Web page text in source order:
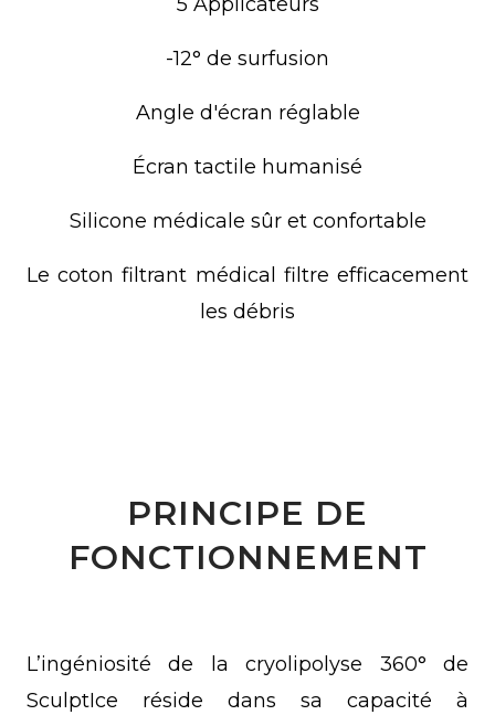
5 Applicateurs
-12° de surfusion
Angle d'écran réglable
Écran tactile humanisé
Silicone médicale sûr et confortable
Le coton filtrant médical filtre efficacement
les débris
PRINCIPE DE
FONCTIONNEMENT
L’ingéniosité de la cryolipolyse 360° de
SculptIce réside dans sa capacité à